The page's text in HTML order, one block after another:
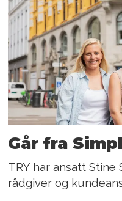
Går fra
TRY har ansatt
rådgiver og